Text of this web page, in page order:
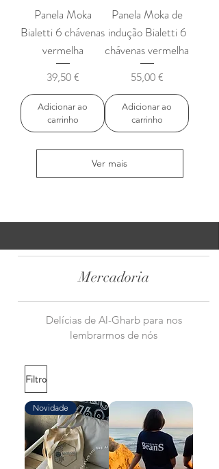
Panela Moka
Bialetti 6 chávenas
vermelha
Preço
39,50 €
Adicionar ao
carrinho
Panela Moka de
indução Bialetti 6
chávenas vermelha
Preço
55,00 €
Adicionar ao
carrinho
Ver mais
Mercadoria
Delícias de Al-Gharb para nos
lembrarmos de nós
Filtro
Novidade